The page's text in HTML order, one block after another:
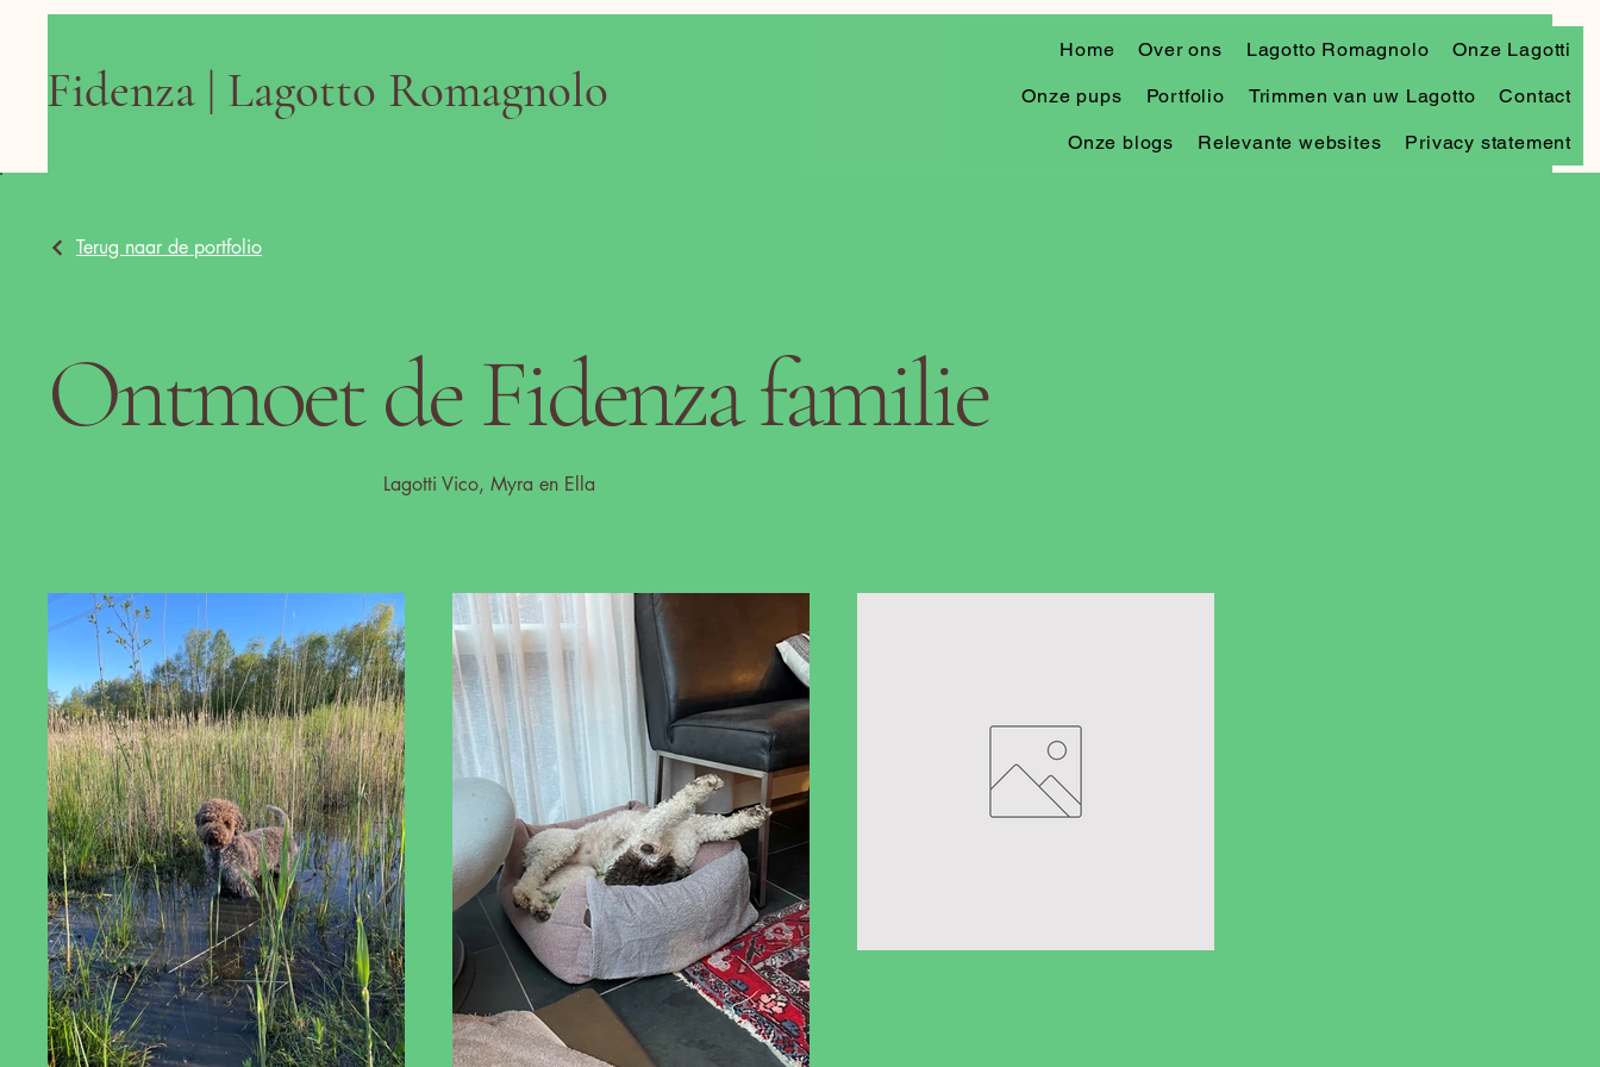
Fidenza | Lagotto Romagnolo
Home Over ons Lagotto Romagnolo Onze Lagotti
Onze pups Portfolio Trimmen van uw Lagotto Contact
Onze blogs Relevante websites Privacy statement
Terug naar de portfolio
Ontmoet de Fidenza familie
Lagotti Vico, Myra en Ella